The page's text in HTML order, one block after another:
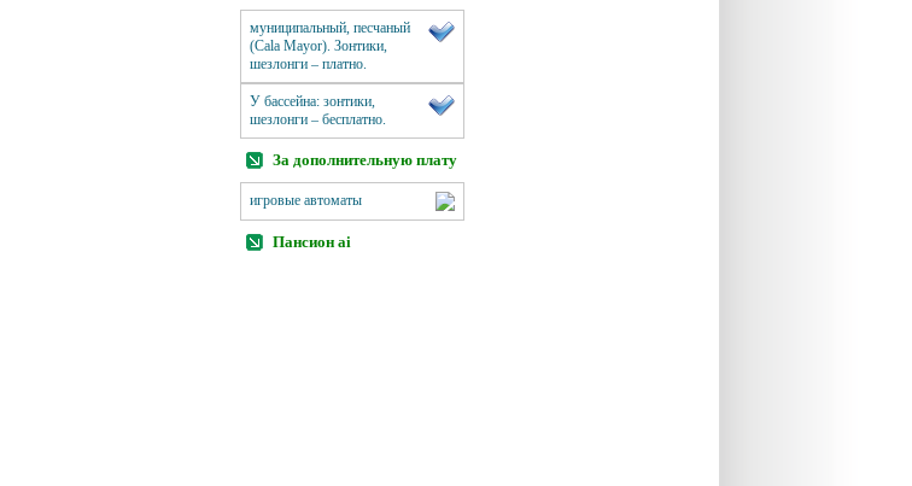
муниципальный, песчаный
(Сala Mayor). Зонтики,
шезлонги – платно.
У бассейна: зонтики,
шезлонги – бесплатно.
За дополнительную плату
игровые автоматы
Пансион ai